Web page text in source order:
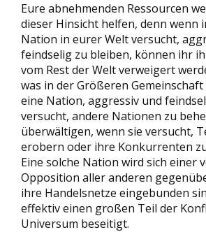
Eure abnehmenden Ressourcen
dieser Hinsicht helfen, denn wenn
Nation in eurer Welt versucht,
feindselig zu bleiben, können ihr
vom Rest der Welt verweigert
was in der Größeren
eine Nation, aggressiv und
versucht, andere Nationen zu
überwältigen, wenn sie versucht,
erobern oder ihre Konkurrenten
Eine solche Nation wird sich einer
Opposition aller anderen
ihre Handelsnetze eingebunden
effektiv einen großen Teil der
Universum beseitigt.